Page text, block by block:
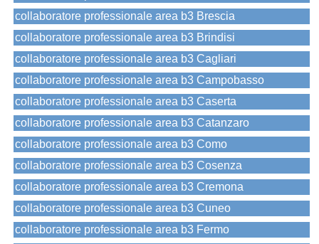
collaboratore professionale area b3 Brescia
collaboratore professionale area b3 Brindisi
collaboratore professionale area b3 Cagliari
collaboratore professionale area b3 Campobasso
collaboratore professionale area b3 Caserta
collaboratore professionale area b3 Catanzaro
collaboratore professionale area b3 Como
collaboratore professionale area b3 Cosenza
collaboratore professionale area b3 Cremona
collaboratore professionale area b3 Cuneo
collaboratore professionale area b3 Fermo